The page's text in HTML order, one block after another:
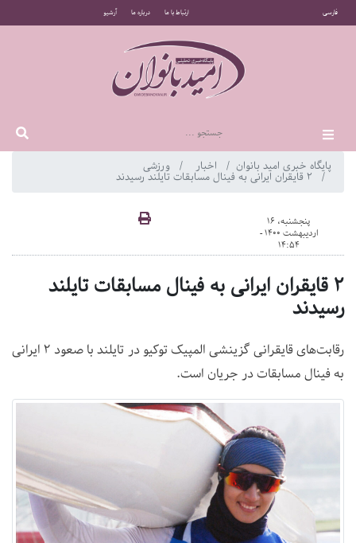
فارسی ارتباط با ما درباره ما آرشیو
پایگاه خبری امید بانوان اخبار ورزشی
پنجشنبه، 16
اردیبهشت 1400 -
14:54
۲ قایقران ایرانی به فینال مسابقات تایلند
رسیدند
رقابت‌های قایقرانی گزینشی المپیک توکیو در تایلند با صعود ۲ ایرانی
به فینال مسابقات در جریان است.